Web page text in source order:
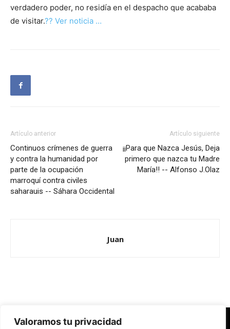
Valoramos tu privacidad
verdadero poder, no residía en el despacho que acababa
de visitar.?? Ver noticia …
Artículo anterior
Continuos crímenes de guerra
y contra la humanidad por
parte de la ocupación
marroquí contra civiles
saharauis -- Sáhara Occidental
Artículo siguiente
¡¡Para que Nazca Jesús, Deja
primero que nazca tu Madre
María!! -- Alfonso J.Olaz
Juan